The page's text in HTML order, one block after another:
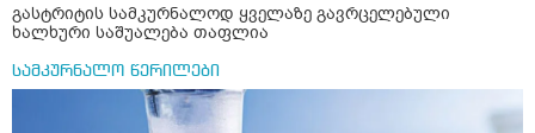
გასტრიტის სამკურნალოდ ყველაზე გავრცელებული
ხალხური საშუალება თაფლია
სამკურნალო წერილები